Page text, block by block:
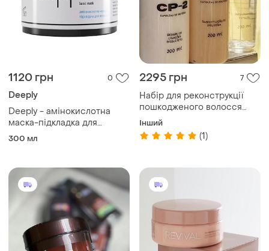
1120 грн 0
Deeply
Deeply - амінокислотна
маска-підкладка для
волосся amino basic mask
300 мл
2295 грн 7
Набір для реконструкції
пошкодженого волосся
brazil gold cp
Інший
(1)